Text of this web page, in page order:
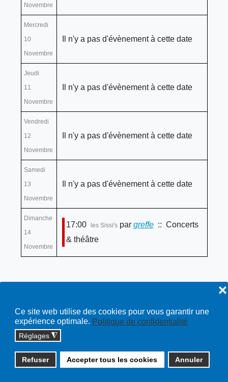
Ce site web utilise des cookies pour vous garantir une
expérience optimale. Politique de confidentialité
Réglages ◮
Refuser Accepter tous les cookies Annuler
❌
Novembre
Mercredi
10
Novembre
Il n'y a pas d'évènement à cette date
Jeudi
11
Novembre
Il n'y a pas d'évènement à cette date
Vendredi
12
Novembre
Il n'y a pas d'évènement à cette date
Samedi
13
Novembre
Il n'y a pas d'évènement à cette date
Dimanche
14
Novembre
17:00 les Sissi'spar greffe:: Concerts
& théâtre
Copyright © 2026 cossonay.ch - tous droits réservés | site :
solutions informatiques